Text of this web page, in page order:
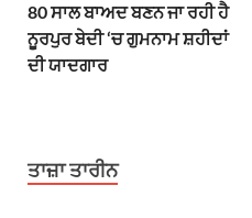
80 ਸਾਲ ਬਾਅਦ ਬਣਨ ਜਾ ਰਹੀ ਹੈ
ਨੂਰਪੁਰ ਬੇਦੀ ‘ਚ ਗੁਮਨਾਮ ਸ਼ਹੀਦਾਂ
ਦੀ ਯਾਦਗਾਰ
ਤਾਜ਼ਾ ਤਾਰੀਨ